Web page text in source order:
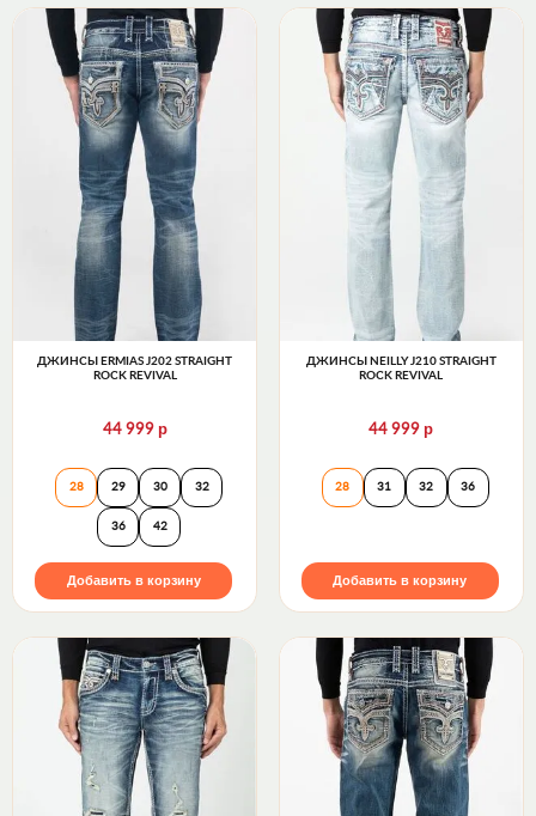
ДЖИНСЫ ERMIAS J202 STRAIGHT
ROCK REVIVAL
44 999 р
Джинсы ERMIAS J202 STRAIGHT Rock Revival
28 29 30 32
36 42
Добавить в корзину
ДЖИНСЫ NEILLY J210 STRAIGHT
ROCK REVIVAL
44 999р
Джинсы NEILLY
28 31 32 36
Добавить в корзину